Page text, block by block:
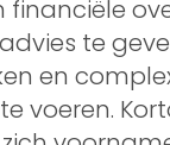
te
en
voeren.